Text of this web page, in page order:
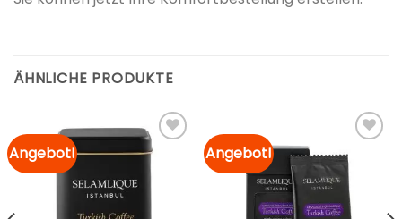
ÄHNLICHE PRODUKTE
Angebot!
Merkliste
hinzufügen
Angebot!
Merkliste
hinzufügen